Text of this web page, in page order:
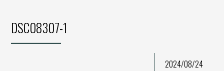
DSC08307-1
2024/08/24